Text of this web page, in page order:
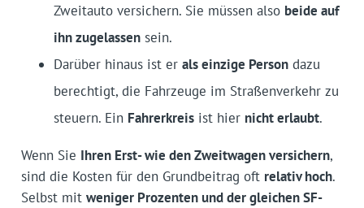
Zweitauto versichern. Sie müssen also beide auf
ihn zugelassensein.
Darüber hinaus ist er als einzige Persondazu
berechtigt, die Fahrzeuge im Straßenverkehr zu
steuern. Ein Fahrerkreisist hier nicht erlaubt.
Wenn Sie Ihren Erst- wie den Zweitwagen versichern,
sind die Kosten für den Grundbeitrag oft relativ hoch.
Selbst mit weniger Prozenten und der gleichen SF-